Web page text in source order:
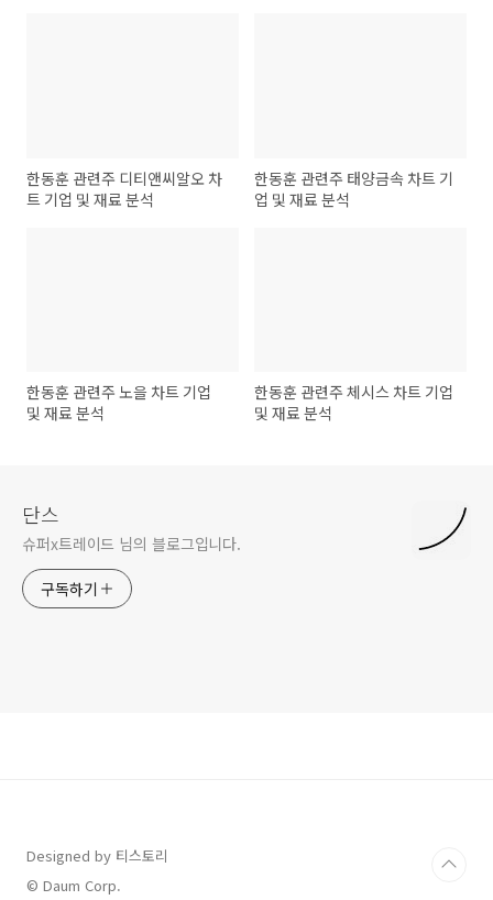
한동훈 관련주 디티앤씨알오 차
트 기업 및 재료 분석
한동훈 관련주 태양금속 차트 기
업 및 재료 분석
한동훈 관련주 노을 차트 기업
및 재료 분석
한동훈 관련주 체시스 차트 기업
및 재료 분석
단스
슈퍼x트레이드 님의 블로그입니다.
구독하기
Designed by 티스토리
© Daum Corp.